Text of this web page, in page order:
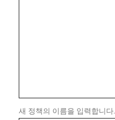
새 정책의 이름을 입력합니다.